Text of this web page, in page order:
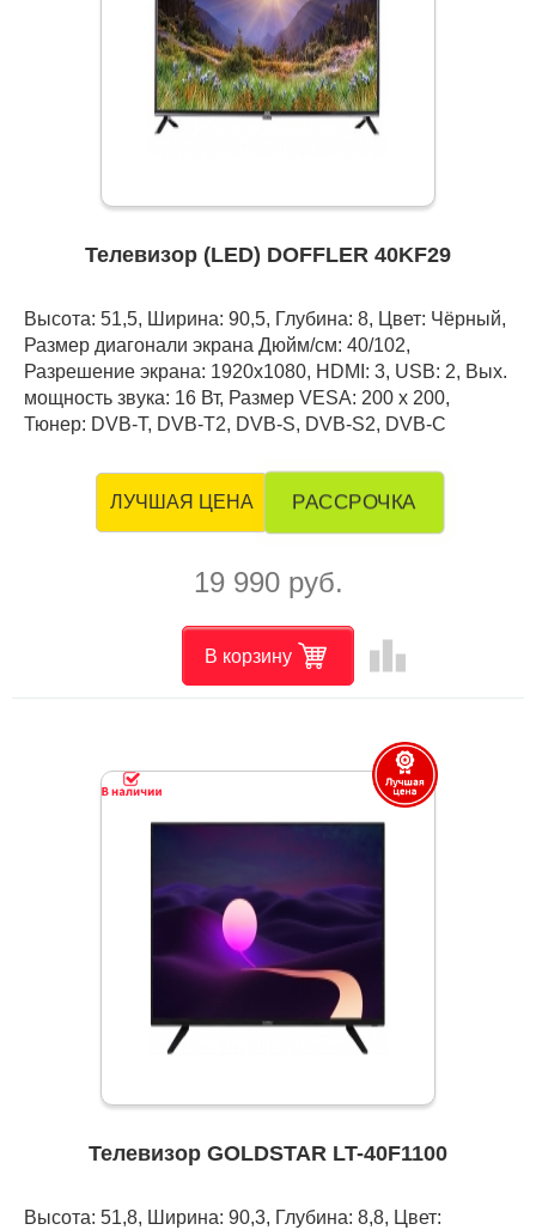
Телевизор (LED) DOFFLER 40KF29
Высота: 51,5, Ширина: 90,5, Глубина: 8, Цвет: Чёрный,
Размер диагонали экрана Дюйм/см: 40/102,
Разрешение экрана: 1920x1080, HDMI: 3, USB: 2, Вых.
мощность звука: 16 Вт, Размер VESA: 200 x 200,
Тюнер: DVB-T, DVB-T2, DVB-S, DVB-S2, DVB-C
ЛУЧШАЯ ЦЕНА РАССРОЧКА
19 990 руб.
В корзину leaderboard
Телевизор GOLDSTAR LT-40F1100
Высота: 51,8, Ширина: 90,3, Глубина: 8,8, Цвет: